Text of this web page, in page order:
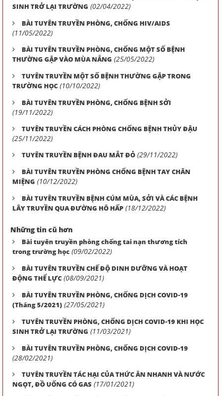
SINH TRỞ LẠI TRƯỜNG (02/04/2022)
BÀI TUYÊN TRUYỀN PHÒNG, CHỐNG HIV/AIDS
(11/05/2022)
BÀI TUYÊN TRUYỀN PHÒNG, CHỐNG MỘT SỐ BỆNH
THƯỜNG GẶP VÀO MÙA NẮNG (25/05/2022)
TUYÊN TRUYỀN MỘT SỐ BỆNH THƯỜNG GẶP TRONG
TRƯỜNG HỌC (10/10/2022)
BÀI TUYÊN TRUYỀN PHÒNG, CHỐNG BỆNH SỞI
(19/11/2022)
TUYÊN TRUYỀN CÁCH PHÒNG CHỐNG BỆNH THỦY ĐẬU
(25/11/2022)
TUYÊN TRUYỀN BỆNH ĐAU MẮT ĐỎ (29/11/2022)
BÀI TUYÊN TRUYỀN PHÒNG CHỐNG BỆNH TAY CHÂN
MIỆNG (10/12/2022)
BÀI TUYÊN TRUYỀN BỆNH CÚM MÙA, SỞI VÀ CÁC BỆNH
LÂY TRUYỀN QUA ĐƯỜNG HÔ HẤP (18/12/2022)
Những tin cũ hơn
Bài tuyên truyền phòng chống tai nạn thương tích
trong trường học (09/02/2022)
BÀI TUYÊN TRUYỀN CHẾ ĐỘ DINH DƯỠNG VÀ HOẠT
ĐỘNG THỂ LỰC (08/09/2021)
BÀI TUYÊN TRUYỀN PHÒNG, CHỐNG DỊCH COVID-19
(Tháng 5/2021) (27/05/2021)
TUYÊN TRUYỀN PHÒNG, CHỐNG DỊCH COVID-19 KHI HỌC
SINH TRỞ LẠI TRƯỜNG (11/03/2021)
BÀI TUYÊN TRUYỀN PHÒNG, CHỐNG DỊCH COVID-19
(28/02/2021)
TUYÊN TRUYỀN TÁC HẠI CỦA THỨC ĂN NHANH VÀ NƯỚC
NGỌT, ĐỒ UỐNG CÓ GAS (17/01/2021)